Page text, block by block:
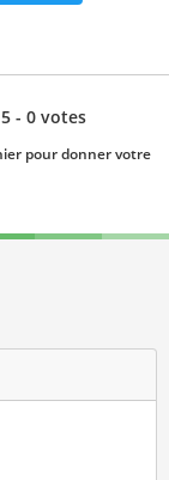
- 0 votes
pour donner votre